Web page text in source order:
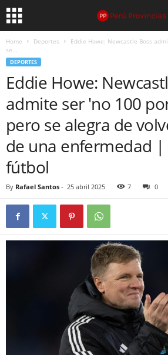
Home Deportes
Eddie Howe: Newcastle Boss
se...
DEPORTES
Eddie Howe:
admite ser 'no 100
pero se alegra de
de una enfermedad |
fútbol
By Rafael Santos - 25 abril 2025 7 0